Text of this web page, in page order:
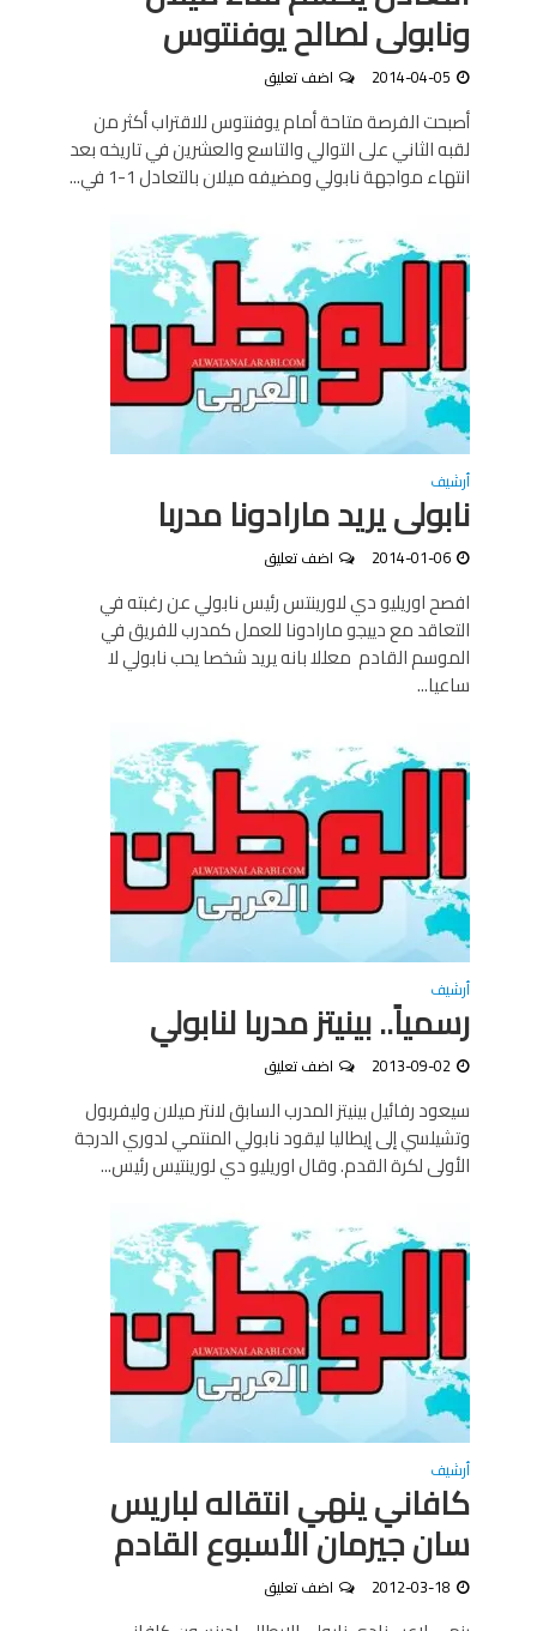
ونابولى لصالح يوفنتوس
2014-04-05 اضف تعليق
أصبحت الفرصة متاحة أمام يوفنتوس للاقتراب أكثر من
لقبه الثاني على التوالي والتاسع والعشرين في تاريخه بعد
انتهاء مواجهة نابولي ومضيفه ميلان بالتعادل 1-1 في...
أرشيف
نابولى يريد مارادونا مدربا
2014-01-06 اضف تعليق
افصح اوريليو دي لاورينتس رئيس نابولي عن رغبته في
التعاقد مع دييجو مارادونا للعمل كمدرب للفريق في
الموسم القادم معللا بانه يريد شخصا يحب نابولي لا
ساعيا...
أرشيف
رسمياً.. بينيتز مدربا لنابولي
2013-09-02 اضف تعليق
سيعود رفائيل بينيتز المدرب السابق لانتر ميلان وليفربول
وتشيلسي إلى إيطاليا ليقود نابولي المنتمي لدوري الدرجة
الأولى لكرة القدم. وقال اوريليو دي لورينتيس رئيس...
أرشيف
كافاني ينهي انتقاله لباريس
سان جيرمان الأسبوع القادم
2012-03-18 اضف تعليق